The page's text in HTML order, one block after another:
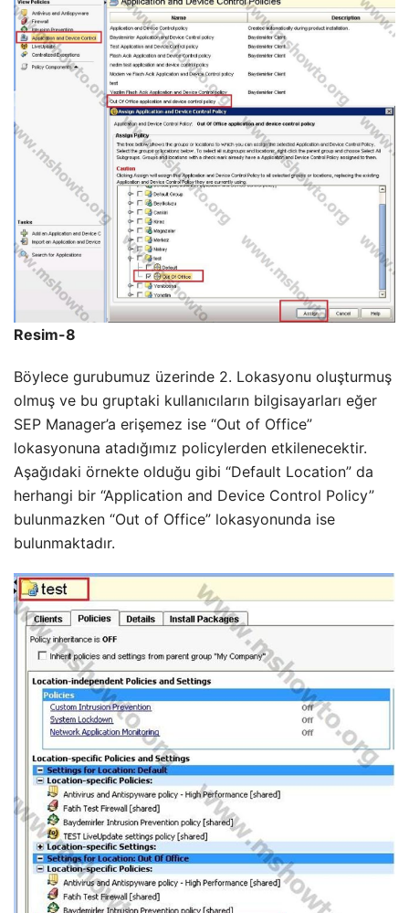
Resim-8
Böylece gurubumuz üzerinde 2. Lokasyonu oluşturmuş
olmuş ve bu gruptaki kullanıcıların bilgisayarları eğer
SEP Manager’a erişemez ise “Out of Office”
lokasyonuna atadığımız policylerden etkilenecektir.
Aşağıdaki örnekte olduğu gibi “Default Location” da
herhangi bir “Application and Device Control Policy”
bulunmazken “Out of Office” lokasyonunda ise
bulunmaktadır.